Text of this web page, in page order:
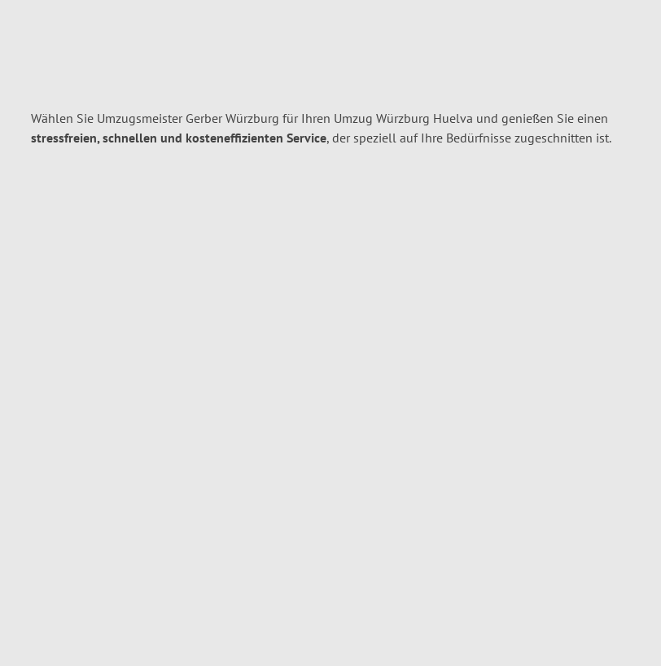
Wählen Sie Umzugsmeister Gerber Würzburg für Ihren Umzug Würzburg Huelva und genießen Sie einen
stressfreien, schnellen und kosteneffizienten Service, der speziell auf Ihre Bedürfnisse zugeschnitten ist.